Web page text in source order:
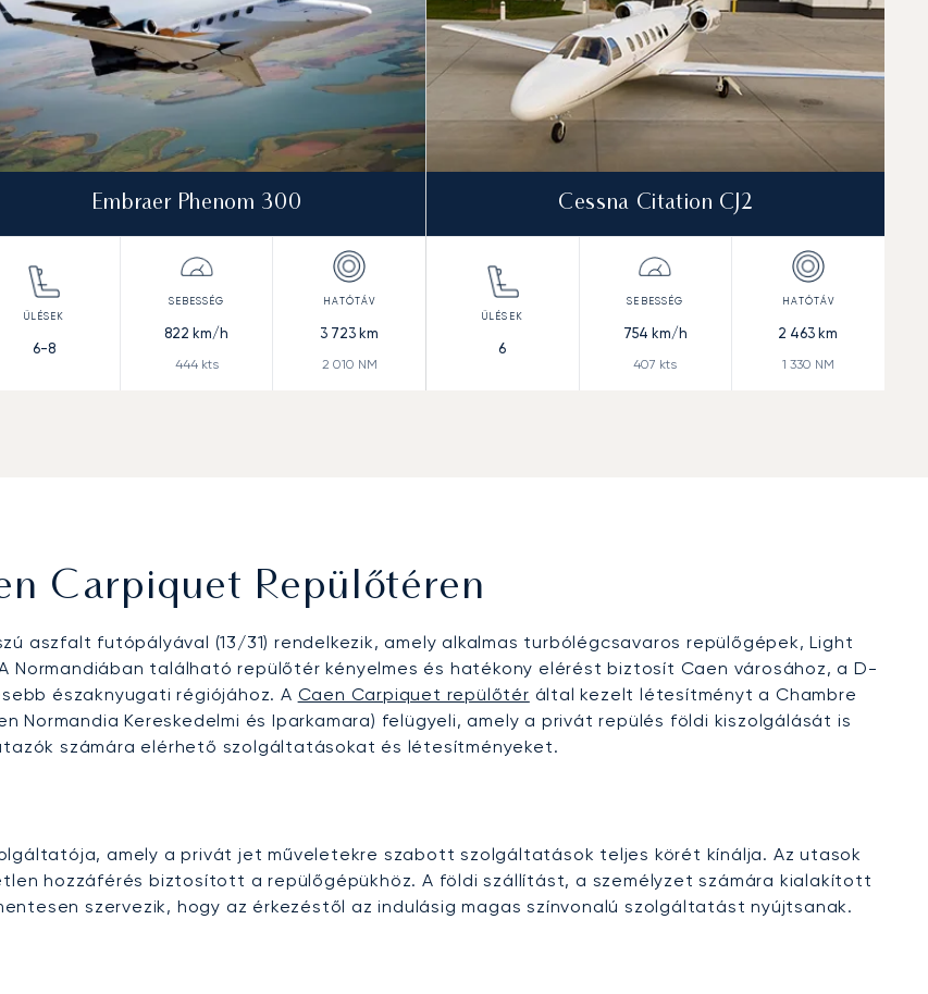
Embraer Phenom 300
6-8
822 km/h
444kts
3 723 km
2 010 NM
Cessna Citation CJ2
6
754 km/h
407 kts
2 463 km
1 330 NM
Carpiquet Repülőtéren
aszfalt futópályával (13/31) rendelkezik, amely alkalmas turbólégcsavaros repülőgépek, Light
található repülőtér kényelmes és hatékony elérést biztosít Caen városához, a D-
északnyugati régiójához. A Caen Carpiquet repülőtér által kezelt létesítményt a Chambre
Normandia Kereskedelmi és Iparkamara) felügyeli, amely a privát repülés földi kiszolgálását is
számára elérhető szolgáltatásokat és létesítményeket.
amely a privát jet műveletekre szabott szolgáltatások teljes körét kínálja. Az utasok
hozzáférés biztosított a repülőgépükhöz. A földi szállítást, a személyzet számára kialakított
szervezik, hogy az érkezéstől az indulásig magas színvonalú szolgáltatást nyújtsanak.